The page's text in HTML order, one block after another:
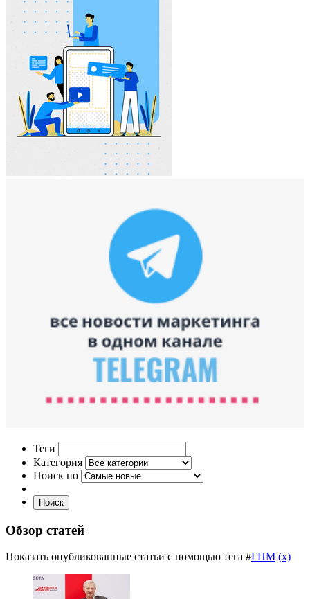
Теги
Категория
Поиск по
Поиск
Обзор статей
Показать опубликованные статьи с помощью тега #ГПМ (x)